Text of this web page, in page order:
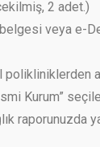
2 adet.)
veya e-
Kurum”
raporunuzda